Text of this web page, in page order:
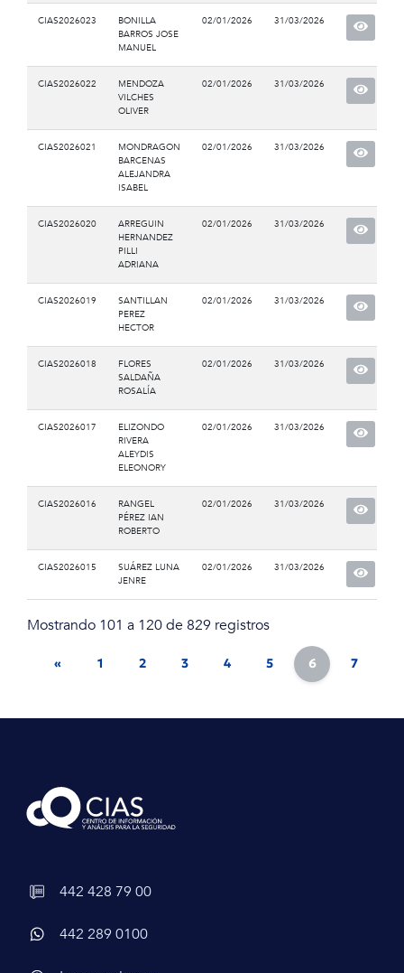
CIAS2026023
BONILLA
BARROS JOSE
MANUEL
02/01/2026 31/03/2026
CIAS2026022
MENDOZA
VILCHES
OLIVER
02/01/2026 31/03/2026
CIAS2026021
MONDRAGON
BARCENAS
ALEJANDRA
ISABEL
02/01/2026 31/03/2026
CIAS2026020
ARREGUIN
HERNANDEZ
PILLI
ADRIANA
02/01/2026 31/03/2026
CIAS2026019
SANTILLAN
PEREZ
HECTOR
02/01/2026 31/03/2026
CIAS2026018
FLORES
SALDAÑA
ROSALÍA
02/01/2026 31/03/2026
CIAS2026017
ELIZONDO
RIVERA
ALEYDIS
ELEONORY
02/01/2026 31/03/2026
CIAS2026016
RANGEL
PÉREZ IAN
ROBERTO
02/01/2026 31/03/2026
CIAS2026015
SUÁREZ LUNA
JENRE
02/01/2026 31/03/2026
Mostrando 101 a 120 de 829 registros
« 1 2 3 4 5 6 7
442 428 79 00
442 289 0100